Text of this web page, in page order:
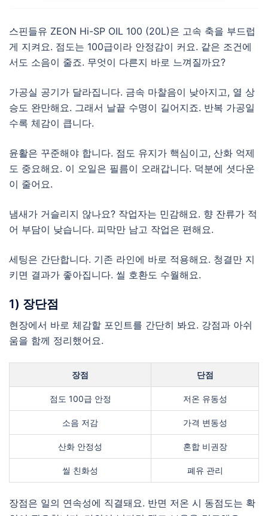
스핀들유 ZEON Hi-SP OIL 100 (20L)은 고속 축을 부드럽
게 지켜요. 점도는 100급이라 안정감이 커요. 같은 조건에
서도 소음이 줄죠. 무엇이 다른지 바로 느껴질까요?
가공실 공기가 달라집니다. 금속 마찰음이 낮아지고, 열 상
승도 완만해요. 그래서 날끝 수명이 길어지죠. 반복 가공일
수록 체감이 큽니다.
윤활은 꾸준해야 합니다. 점도 유지가 핵심이고, 산화 억제
도 중요해요. 이 오일은 필름이 오래갑니다. 덕분에 셧다운
이 줄어요.
냄새가 거슬리지 않나요? 작업자는 민감해요. 향 잔류가 적
어 부담이 낮습니다. 피막만 남고 작업은 편해요.
세팅은 간단합니다. 기존 라인에 바로 적용해요. 청결만 지
키면 결과가 좋아집니다. 씰 호환도 수월해요.
1) 장단점
현장에서 바로 체감할 포인트를 간단히 봐요. 강점과 아쉬
움을 함께 정리했어요.
장점 단점
점도 100급 안정 저온 유동성
소음 저감 가격 변동성
산화 안정성 혼합 비권장
씰 친화성 폐유 관리
장점은 일의 연속성에 직결돼요. 반면 저온 시 동점도는 확